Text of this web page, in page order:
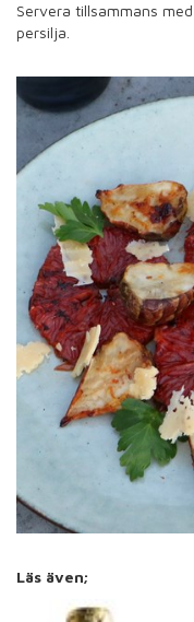
Servera tillsammans
persilja.
Läs även;